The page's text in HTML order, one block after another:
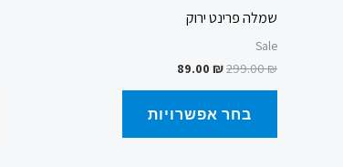
שמלה פרינט ירוק
Sale
299.00₪
89.00 ₪
בחר אפשרויות